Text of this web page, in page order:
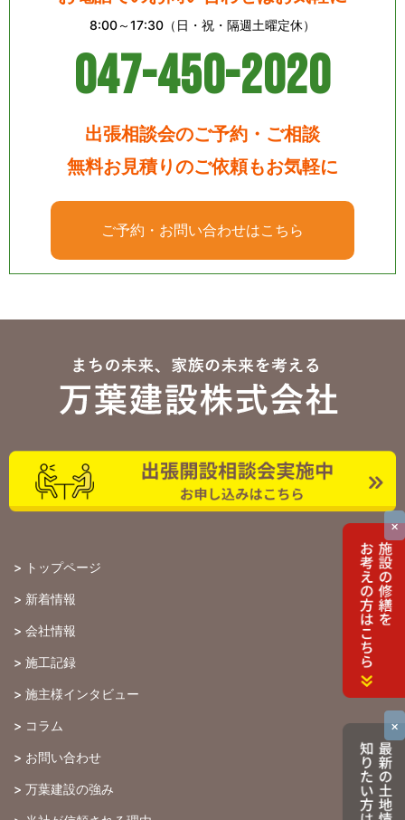
8:00～17:30（日・祝・隔週土曜定休）
047-450-2020
出張相談会のご予約・ご相談
無料お見積りのご依頼もお気軽に
ご予約・お問い合わせはこちら
> トップページ
> 新着情報
> 会社情報
> 施工記録
> 施主様インタビュー
> コラム
> お問い合わせ
> 万葉建設の強み
×
×